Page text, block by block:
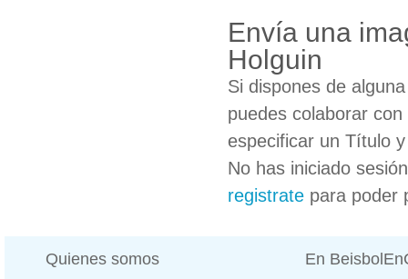
Envía una
Holguin
Si dispones de
puedes colaborar
especificar un Título
No has iniciado
registrate para poder
Quienes somos En